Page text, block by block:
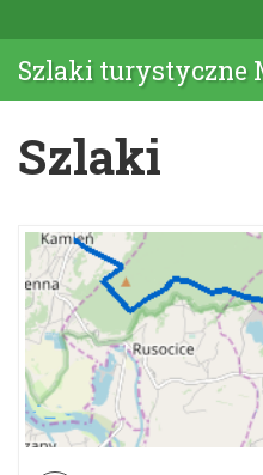
Szlaki turystyczne
Szlaki